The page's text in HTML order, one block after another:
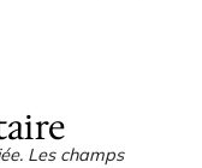
Les champs